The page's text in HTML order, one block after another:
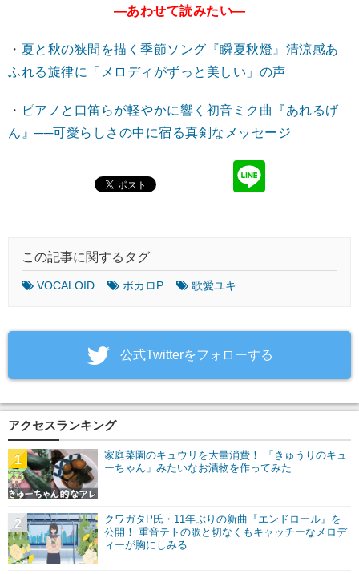
―あわせて読みたい―
・ 夏と秋の狭間を描く季節ソング『瞬夏秋燈』清涼感あ
ふれる旋律に「メロディがずっと美しい」の声
・ ピアノと口笛らが軽やかに響く初音ミク曲『あれるげ
ん』──可愛らしさの中に宿る真剣なメッセージ
この記事に関するタグ
VOCALOID ボカロP 歌愛ユキ
‎公式Twitterをフォローする
アクセスランキング
家庭菜園のキュウリを大量消費！ 「きゅうりのキュ
ーちゃん」みたいなお漬物を作ってみた
1
クワガタP氏・11年ぶりの新曲『エンドロール』を
公開！ 重音テトの歌と切なくもキャッチーなメロデ
ィーが胸にしみる
2